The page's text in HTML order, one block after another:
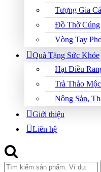
Tượng Gia
Đồ Thờ Cúng
Vòng Tay
Quà Tặng Sức Khỏe
Hạt Điều
Trà Thảo Mộc
Nông Sản,
Giới thiệu
Liên hệ
Search